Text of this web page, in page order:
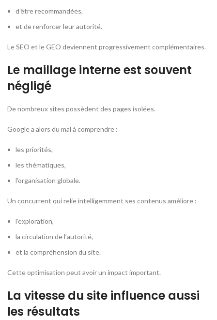
d’être recommandées,
et de renforcer leur autorité.
Le SEO et le GEO deviennent progressivement complémentaires.
Le maillage interne est souvent
négligé
De nombreux sites possèdent des pages isolées.
Google a alors du mal à comprendre :
les priorités,
les thématiques,
l’organisation globale.
Un concurrent qui relie intelligemment ses contenus améliore :
l’exploration,
la circulation de l’autorité,
et la compréhension du site.
Cette optimisation peut avoir un impact important.
La vitesse du site influence aussi
les résultats